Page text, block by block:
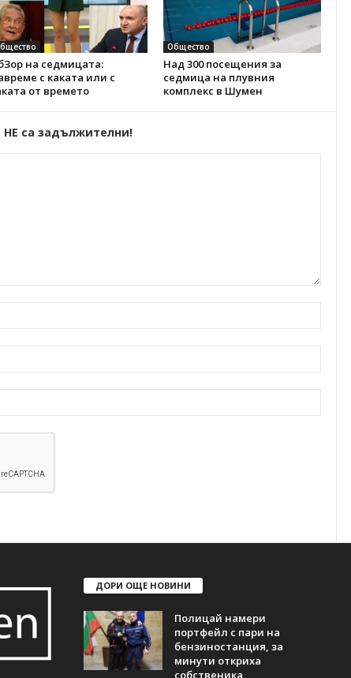
на седмицата:
с каката или с
от времето
Общество
Над 300 посещения за
седмица на плувния
комплекс в Шумен
са задължителни!
ДОРИ ОЩЕ НОВИНИ
Полицай намери
портфейл с пари на
бензиностанция, за
минути откриха
собственика